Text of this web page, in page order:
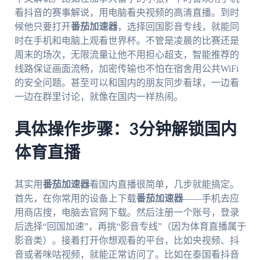
看抖音的赛事解说，用电脑看央视频的高清直播。到时
候他只要打开番茄加速器，选择回国影音专线，就能同
时在手机和电脑上观看世界杯。不管是凌晨的比赛还是
周末的场次，无限流量让他不用担心超支，智能推荐的
线路保证画面流畅，加密传输也不怕在宿舍用公共WiFi
的安全问题。甚至可以和国内的朋友同步看球，一边看
一边在群里讨论，就像在国内一样热闹。
具体操作步骤：3分钟解锁国内
体育直播
其实用番茄加速器看国内直播很简单，几步就能搞定。
首先，在你常用的设备上下载番茄加速器——手机去应
用商店搜，电脑去官网下载。然后注册一个账号，登录
后选择“回国加速”，再挑“影音专线”（因为体育直播属于
影音类）。接着打开你想观看的平台，比如央视频、抖
音或者咪咕视频，就能正常访问了。比如在泰国看抖音